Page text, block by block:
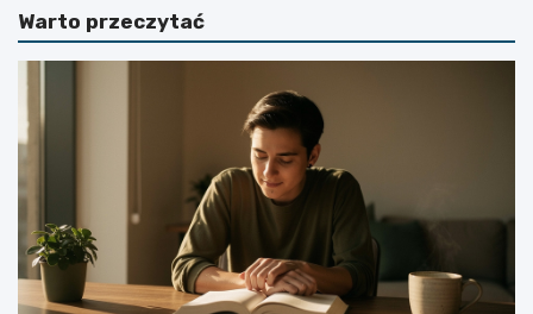
Warto przeczytać